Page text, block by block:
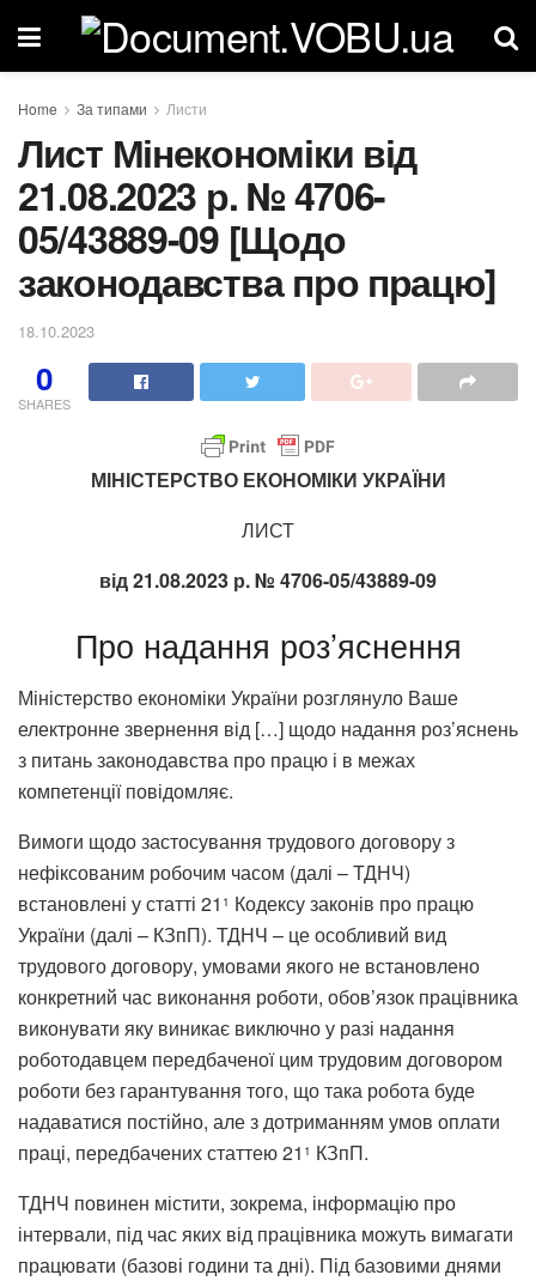
Home За типами Листи
Лист Мінекономіки від
21.08.2023 р. № 4706-
05/43889-09 [Щодо
законодавства про працю]
18.10.2023
0
SHARES
МІНІСТЕРСТВО ЕКОНОМІКИ УКРАЇНИ
ЛИСТ
від 21.08.2023 р. № 4706-05/43889-09
Про надання роз’яснення
Міністерство економіки України розглянуло Ваше
електронне звернення від […] щодо надання роз’яснень
з питань законодавства про працю і в межах
компетенції повідомляє.
Вимоги щодо застосування трудового договору з
нефіксованим робочим часом (далі – ТДНЧ)
встановлені у статті 21 1 Кодексу законів про працю
України (далі – КЗпП). ТДНЧ – це особливий вид
трудового договору, умовами якого не встановлено
конкретний час виконання роботи, обов’язок працівника
виконувати яку виникає виключно у разі надання
роботодавцем передбаченої цим трудовим договором
роботи без гарантування того, що така робота буде
надаватися постійно, але з дотриманням умов оплати
праці, передбачених статтею 21 1 КЗпП.
ТДНЧ повинен містити, зокрема, інформацію про
інтервали, під час яких від працівника можуть вимагати
працювати (базові години та дні). Під базовими днями